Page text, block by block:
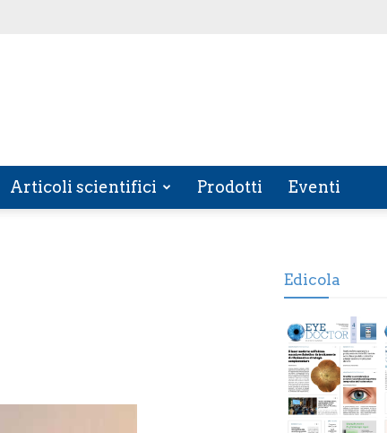
Articoli scientifici Prodotti Eventi
Edicola